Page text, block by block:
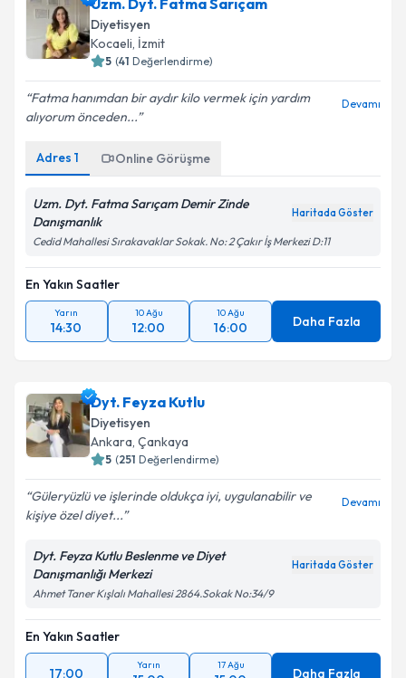
Uzm. Dyt. Fatma Sarıçam
Diyetisyen
Kocaeli, İzmit
5 (41 Değerlendirme)
Fatma hanımdan bir aydır kilo vermek için yardım
alıyorum önceden...
Devamı
Adres 1 Online Görüşme
Uzm. Dyt. Fatma Sarıçam Demir Zinde
Danışmanlık
Haritada Göster
Cedid Mahallesi Sırakavaklar Sokak. No: 2 Çakır İş Merkezi D:11
En Yakın Saatler
Yarın
14:30
10 Ağu
12:00
10 Ağu
16:00 Daha Fazla
Dyt. Feyza Kutlu
Diyetisyen
Ankara, Çankaya
5 (251 Değerlendirme)
Güleryüzlü ve işlerinde oldukça iyi, uygulanabilir ve
kişiye özel diyet...
Devamı
Dyt. Feyza Kutlu Beslenme ve Diyet
Danışmanlığı Merkezi
Haritada Göster
Ahmet Taner Kışlalı Mahallesi 2864.Sokak No:34/9
En Yakın Saatler
Yarın 17 Ağu